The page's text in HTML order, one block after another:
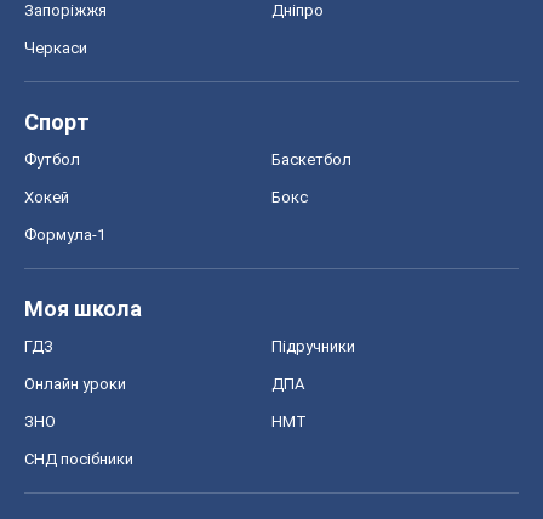
Запоріжжя Дніпро
Черкаси
Спорт
Футбол Баскетбол
Хокей Бокс
Формула-1
Моя школа
ГДЗ Підручники
Онлайн уроки ДПА
ЗНО НМТ
СНД посібники